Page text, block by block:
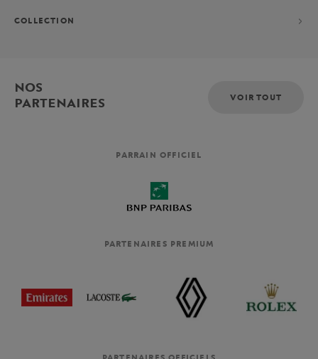
COLLECTION
NOS
PARTENAIRES
VOIR TOUT
PARRAIN OFFICIEL
PARTENAIRES PREMIUM